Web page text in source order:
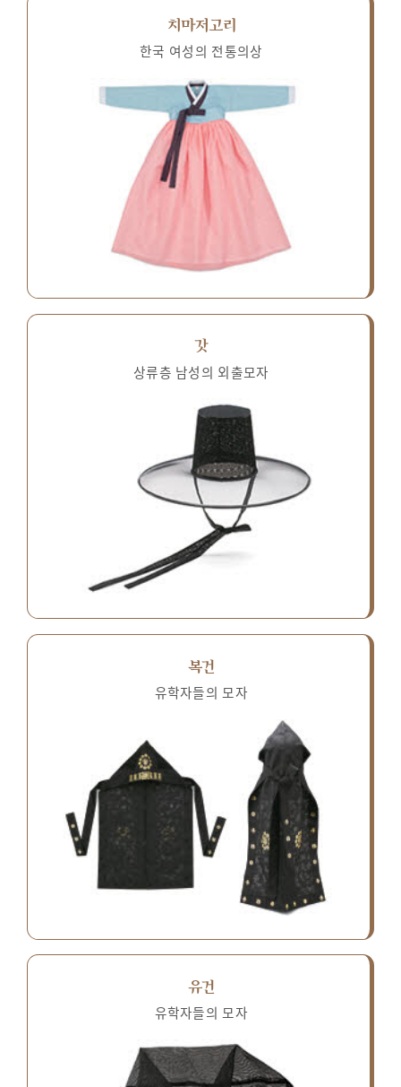
치마저고리
한국 여성의 전통의상
갓
상류층 남성의 외출모자
복건
유학자들의 모자
유건
유학자들의 모자